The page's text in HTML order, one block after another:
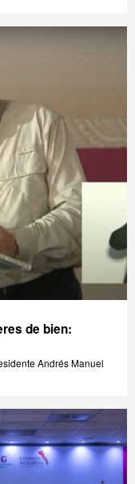
de bien:
Andrés Manuel